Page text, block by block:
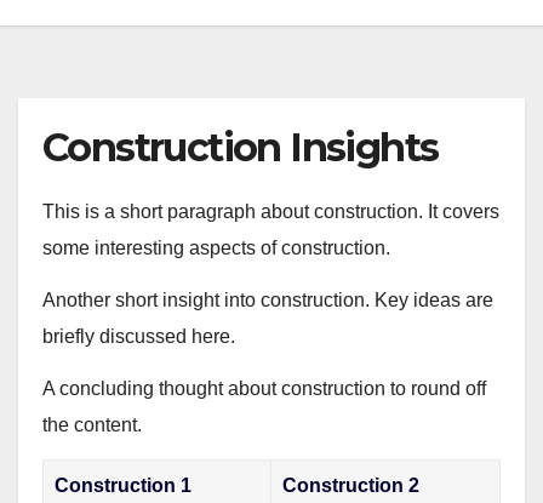
Construction Insights
This is a short paragraph about construction. It covers
some interesting aspects of construction.
Another short insight into construction. Key ideas are
briefly discussed here.
A concluding thought about construction to round off
the content.
Construction 1 Construction 2